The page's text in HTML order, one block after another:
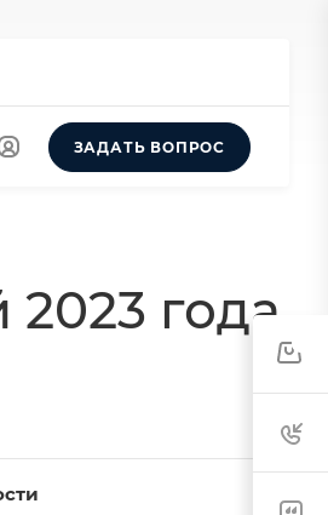
ЗАДАТЬ ВОПРОС
года